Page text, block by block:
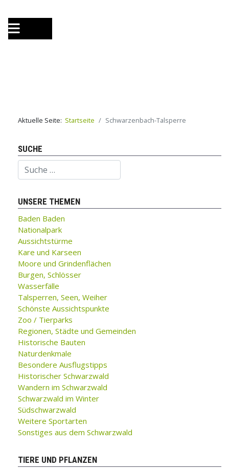
Aktuelle Seite: Startseite Schwarzenbach-Talsperre
SUCHE
Suchen
UNSERE THEMEN
Baden Baden
Nationalpark
Aussichtstürme
Kare und Karseen
Moore und Grindenflächen
Burgen, Schlösser
Wasserfälle
Talsperren, Seen, Weiher
Schönste Aussichtspunkte
Zoo / Tierparks
Regionen, Städte und Gemeinden
Historische Bauten
Naturdenkmale
Besondere Ausflugstipps
Historischer Schwarzwald
Wandern im Schwarzwald
Schwarzwald im Winter
Südschwarzwald
Weitere Sportarten
Sonstiges aus dem Schwarzwald
TIERE UND PFLANZEN